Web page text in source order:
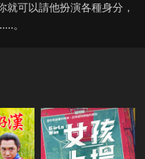
就可以請他扮演各種身分，
。